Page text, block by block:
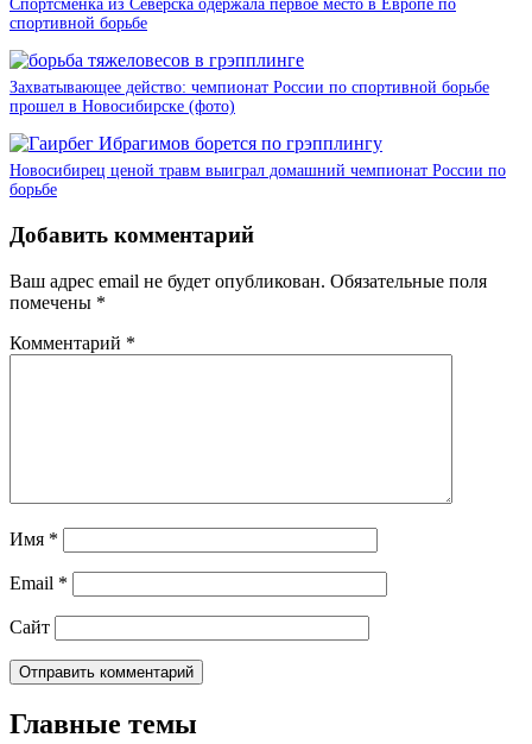
Спортсменка из Северска одержала первое место в Европе по
спортивной борьбе
Захватывающее действо: чемпионат России по спортивной борьбе
прошел в Новосибирске (фото)
Новосибирец ценой травм выиграл домашний чемпионат России по
борьбе
Добавить комментарий
Ваш адрес email не будет опубликован. Обязательные поля
помечены *
Комментарий *
Имя *
Email *
Сайт
Главные темы